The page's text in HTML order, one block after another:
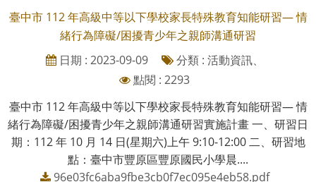
臺中市 112 年高級中等以下學校家長特殊教育知能研習— 情
緒行為障礙/困擾青少年之親師溝通研習
日期 : 2023-09-09
分類 : 活動資訊、
點閱 : 2293
臺中市 112 年高級中等以下學校家長特殊教育知能研習— 情
緒行為障礙/困擾青少年之親師溝通研習實施計畫 一、研習日
期：112 年 10 月 14 日(星期六)上午 9:10-12:00 二、研習地
點：臺中市豐原區豐原國民小學晨....
96e03fc6aba9fbe3cb0f7ec095e4eb58.pdf